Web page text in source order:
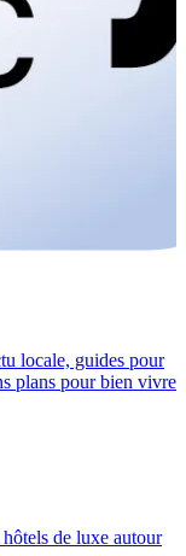
locale, guides pour
plans pour bien vivre
de luxe autour